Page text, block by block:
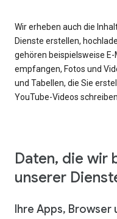
Wir erheben auch die
Dienste erstellen,
gehören beispielsweise
empfangen, Fotos und
und Tabellen, die Sie
YouTube-Videos schreiben.
Daten, die wir
unserer
Ihre Apps, Browser